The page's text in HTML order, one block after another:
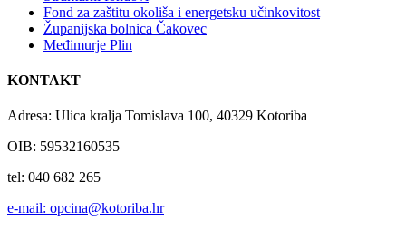
Fond za zaštitu okoliša i energetsku učinkovitost
Županijska bolnica Čakovec
Međimurje Plin
KONTAKT
Adresa: Ulica kralja Tomislava 100, 40329 Kotoriba
OIB: 59532160535
tel: 040 682 265
e-mail: opcina@kotoriba.hr